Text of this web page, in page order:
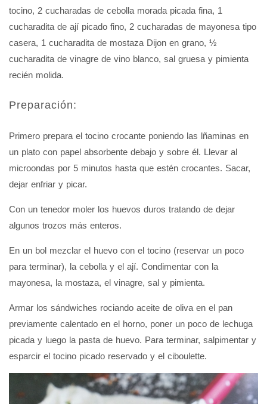
tocino, 2 cucharadas de cebolla morada picada fina, 1
cucharadita de ají picado fino, 2 cucharadas de mayonesa tipo
casera, 1 cucharadita de mostaza Dijon en grano, ½
cucharadita de vinagre de vino blanco, sal gruesa y pimienta
recién molida.
Preparación:
Primero prepara el tocino crocante poniendo las lñaminas en
un plato con papel absorbente debajo y sobre él. Llevar al
microondas por 5 minutos hasta que estén crocantes. Sacar,
dejar enfriar y picar.
Con un tenedor moler los huevos duros tratando de dejar
algunos trozos más enteros.
En un bol mezclar el huevo con el tocino (reservar un poco
para terminar), la cebolla y el ají. Condimentar con la
mayonesa, la mostaza, el vinagre, sal y pimienta.
Armar los sándwiches rociando aceite de oliva en el pan
previamente calentado en el horno, poner un poco de lechuga
picada y luego la pasta de huevo. Para terminar, salpimentar y
esparcir el tocino picado reservado y el ciboulette.